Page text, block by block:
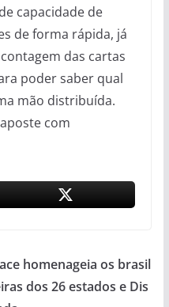
capacidade de
de forma rápida, já
das cartas
poder saber qual
mão distribuída.
com
homenageia os brasil
dos 26 estados e Dis